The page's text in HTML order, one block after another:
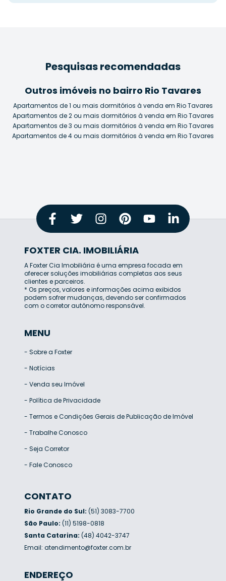
Pesquisas recomendadas
Outros imóveis no bairro Rio Tavares
Apartamentos de 1 ou mais dormitórios à venda em Rio Tavares
Apartamentos de 2 ou mais dormitórios à venda em Rio Tavares
Apartamentos de 3 ou mais dormitórios à venda em Rio Tavares
Apartamentos de 4 ou mais dormitórios à venda em Rio Tavares
FOXTER CIA. IMOBILIÁRIA
A Foxter Cia Imobiliária é uma empresa focada em
oferecer soluções imobiliárias completas aos seus
clientes e parceiros.
* Os preços, valores e informações acima exibidos
podem sofrer mudanças, devendo ser confirmados
com o corretor autônomo responsável.
MENU
- Sobre a Foxter
- Notícias
- Venda seu Imóvel
- Política de Privacidade
- Termos e Condições Gerais de Publicação de Imóvel
- Trabalhe Conosco
- Seja Corretor
- Fale Conosco
CONTATO
Rio Grande do Sul: (51) 3083-7700
São Paulo: (11) 5198-0818
Santa Catarina: (48) 4042-3747
Email: atendimento@foxter.com.br
ENDEREÇO